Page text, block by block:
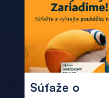
Súťaže o